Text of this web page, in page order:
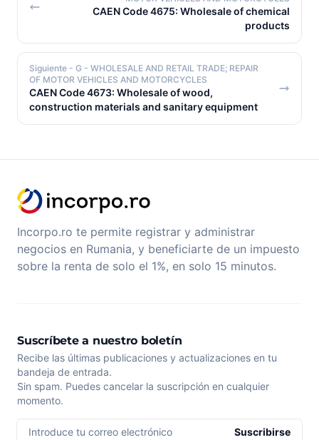
CAEN Code 4675: Wholesale of chemical
products
Siguiente - G - WHOLESALE AND RETAIL TRADE; REPAIR
OF MOTOR VEHICLES AND MOTORCYCLES
CAEN Code 4673: Wholesale of wood,
construction materials and sanitary equipment
Incorpo.ro te permite registrar y administrar
negocios en Rumania, y beneficiarte de un impuesto
sobre la renta de solo el 1%, en solo 15 minutos.
Suscríbete a nuestro boletín
Recibe las últimas publicaciones y actualizaciones en tu
bandeja de entrada.
Sin spam. Puedes cancelar la suscripción en cualquier
momento.
Introduce tu correo electrónico Suscribirse